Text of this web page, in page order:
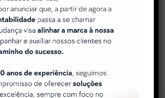
pode
você e sua